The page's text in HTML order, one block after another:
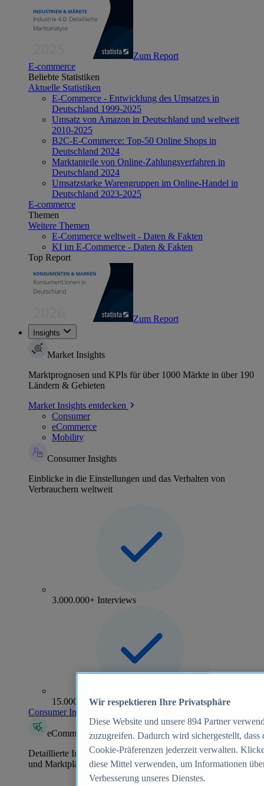
Zum Report
E-commerce
Beliebte Statistiken
Aktuelle Statistiken
E-Commerce - Entwicklung des Umsatzes in
Deutschland 1999-2025
Umsatz von Amazon in Deutschland und weltweit
2010-2025
B2C-E-Commerce: Top-50 Online Shops in
Deutschland 2024
Marktanteile von Online-Zahlungsverfahren in
Deutschland 2024
Umsatzstarke Warengruppen im Online-Handel in
Deutschland 2023-2025
E-commerce
Themen
Weitere Themen
E-Commerce weltweit - Daten & Fakten
KI im E-Commerce - Daten & Fakten
Top Report
Zum Report
Insights
Market Insights
Marktprognosen und KPIs für über 1000 Märkte in über 190
Ländern & Gebieten
Market Insights entdecken
Consumer
eCommerce
Mobility
Consumer Insights
Einblicke in die Einstellungen und das Verhalten von
Verbrauchern weltweit
3.000.000+ Interviews
15.000+ Marken
Consumer Insights entdecken
eCommerce Insights
Detaillierte Informationen zu mehr als 39.000 Online-Shops
und Marktplätzen
Wir respektieren Ihre Privatsphäre
Diese Website und unsere 894 Partner
zuzugreifen. Dadurch wird sichergestellt,
Cookie-Präferenzen jederzeit verwalten.
diese Mittel verwenden, um Informationen
Verbesserung unseres Dienstes.